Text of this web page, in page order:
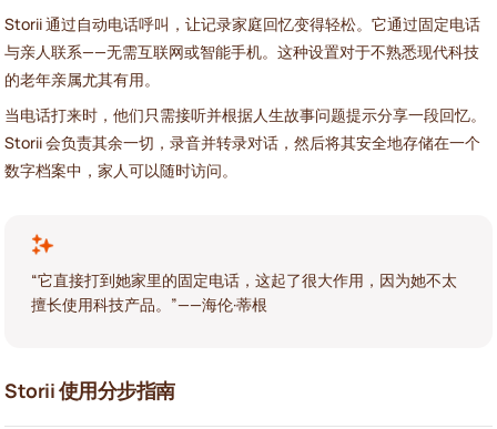
Storii 通过自动电话呼叫，让记录家庭回忆变得轻松。它通过固定电话
与亲人联系——无需互联网或智能手机。这种设置对于不熟悉现代科技
的老年亲属尤其有用。
当电话打来时，他们只需接听并根据人生故事问题提示分享一段回忆。
Storii 会负责其余一切，录音并转录对话，然后将其安全地存储在一个
数字档案中，家人可以随时访问。
“它直接打到她家里的固定电话，这起了很大作用，因为她不太
擅长使用科技产品。”——海伦·蒂根
Storii 使用分步指南